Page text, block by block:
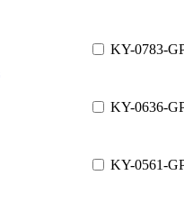
KY-0783-
KY-0636-
KY-0561-